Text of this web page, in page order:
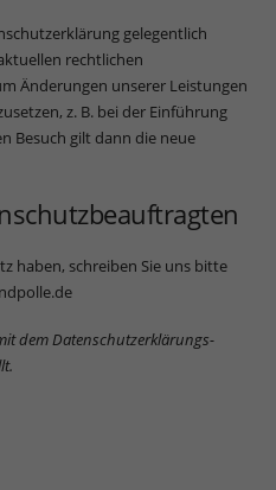
gelegentlich
rechtlichen
Änderungen unserer Leistungen
z. B. bei der Einführung
Besuch gilt dann die neue
haben, schreiben Sie uns bitte
demDatenschutzerklärungs-
.